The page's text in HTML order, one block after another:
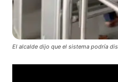
El alcalde dijo que el sistema podría